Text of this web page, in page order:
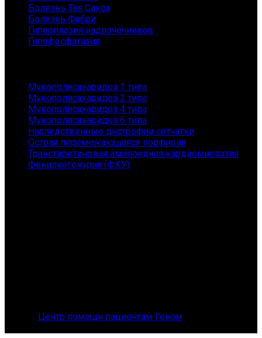
Болезнь Тея Сакса
Болезнь Фабри
Гиперплазия надпочечников
Гипофосфатазия
Мукополисахаридоз 1 типа
Мукополисахаридоз 2 типа
Мукополисахаридоз 4 типа
Мукополисахаридоз 6 типа
Наследственные дистрофии сетчатки
Острая перемежающаяся порфирия
Транстиретиновая амилоидная кардиомиопатия
Фенилкетонурия (ФКУ)
Центр помощи пациентам Геном